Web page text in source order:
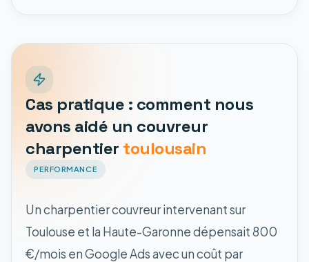
Cas pratique : comment nous
avons aidé un couvreur
charpentier toulousain
PERFORMANCE
Un charpentier couvreur intervenant sur
Toulouse et la Haute-Garonne dépensait 800
€/mois en Google Ads avec un coût par